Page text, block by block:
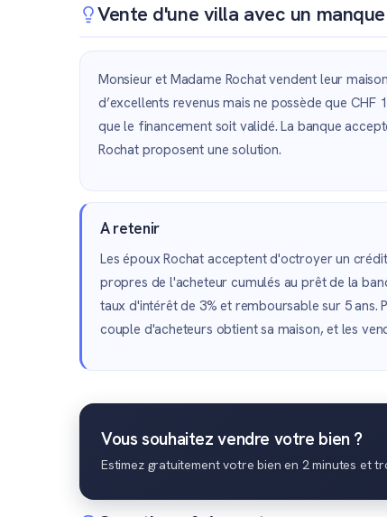
Vente d'une villa avec un
Monsieur et Madame Rochat vendent leur
d’excellents revenus mais ne possède que CHF
que le financement soit validé. La banque
Rochat proposent une solution.
A retenir
Les époux Rochat acceptent d'octroyer un
propres de l'acheteur cumulés au prêt de la
taux d'intérêt de 3% et remboursable sur 5 ans.
couple d'acheteurs obtient sa maison, et les
Vous souhaitez vendre votre bien ?
Estimez gratuitement votre bien en 2 minutes et